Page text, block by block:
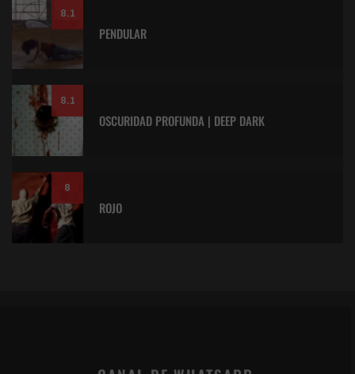
8.1
PENDULAR
8.1
OSCURIDAD PROFUNDA | DEEP DARK
8
ROJO